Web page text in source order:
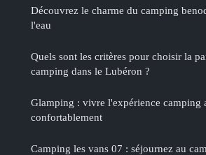
Découvrez le charme du camping
l'eau
Quels sont les critères pour choisir la
camping dans le Lubéron ?
Glamping : vivre l'expérience camping
confortablement
Camping les vans 07 : séjournez au